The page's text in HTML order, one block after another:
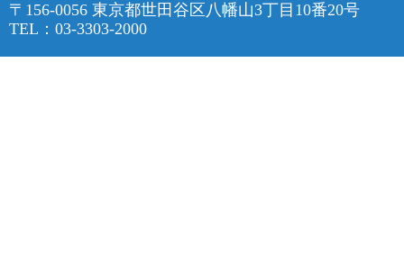
〒156-0056 東京都世田谷区八幡山3丁目10番20号
TEL：03-3303-2000